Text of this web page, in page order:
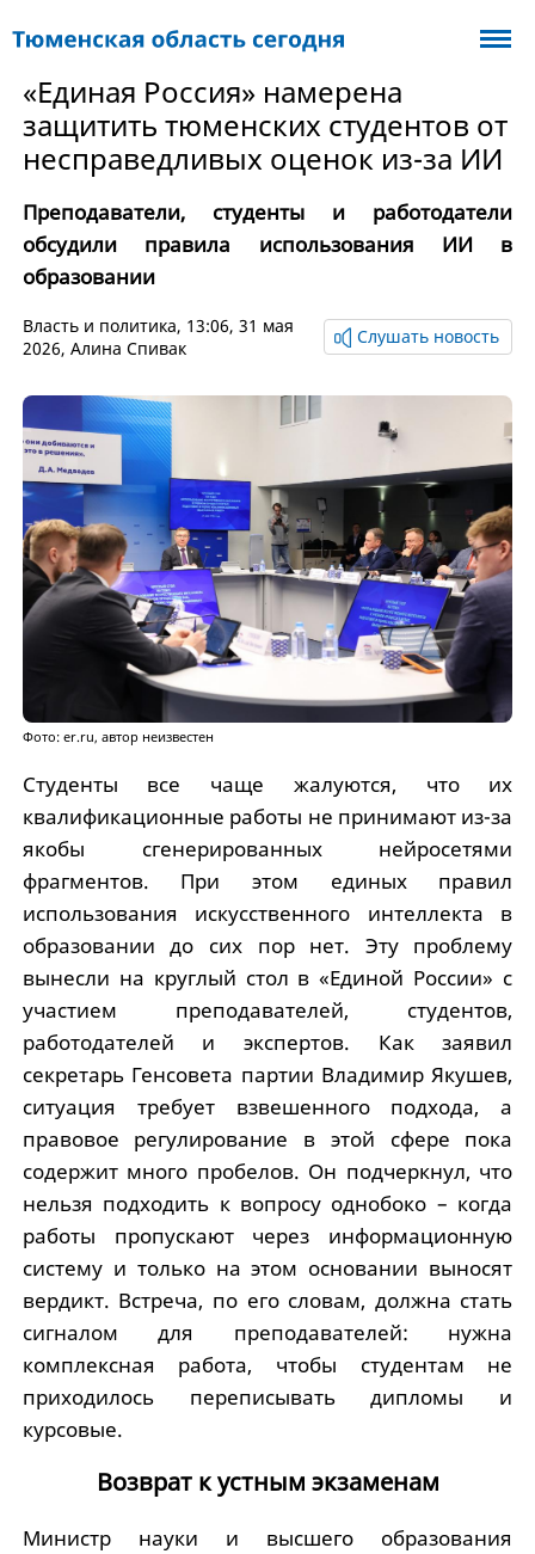
«Единая Россия» намерена
защитить тюменских студентов от
несправедливых оценок из-за ИИ
Преподаватели, студенты и работодатели
обсудили правила использования ИИ в
образовании
Власть и политика, 13:06, 31 мая
2026, Алина Спивак
Слушать новость
Фото: er.ru, автор неизвестен
Студенты все чаще жалуются, что их
квалификационные работы не принимают из-за
якобы сгенерированных нейросетями
фрагментов. При этом единых правил
использования искусственного интеллекта в
образовании до сих пор нет. Эту проблему
вынесли на круглый стол в «Единой России» с
участием преподавателей, студентов,
работодателей и экспертов. Как заявил
секретарь Генсовета партии Владимир Якушев,
ситуация требует взвешенного подхода, а
правовое регулирование в этой сфере пока
содержит много пробелов. Он подчеркнул, что
нельзя подходить к вопросу однобоко – когда
работы пропускают через информационную
систему и только на этом основании выносят
вердикт. Встреча, по его словам, должна стать
сигналом для преподавателей: нужна
комплексная работа, чтобы студентам не
приходилось переписывать дипломы и
курсовые.
Возврат к устным экзаменам
Министр науки и высшего образования